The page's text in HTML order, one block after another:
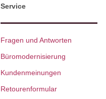
Service
Fragen und Antworten
Büromodernisierung
Kundenmeinungen
Retourenformular